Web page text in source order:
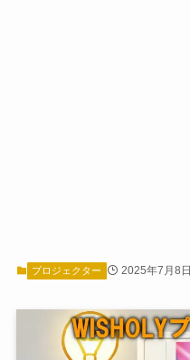
プロジェクター 2025年7月8日